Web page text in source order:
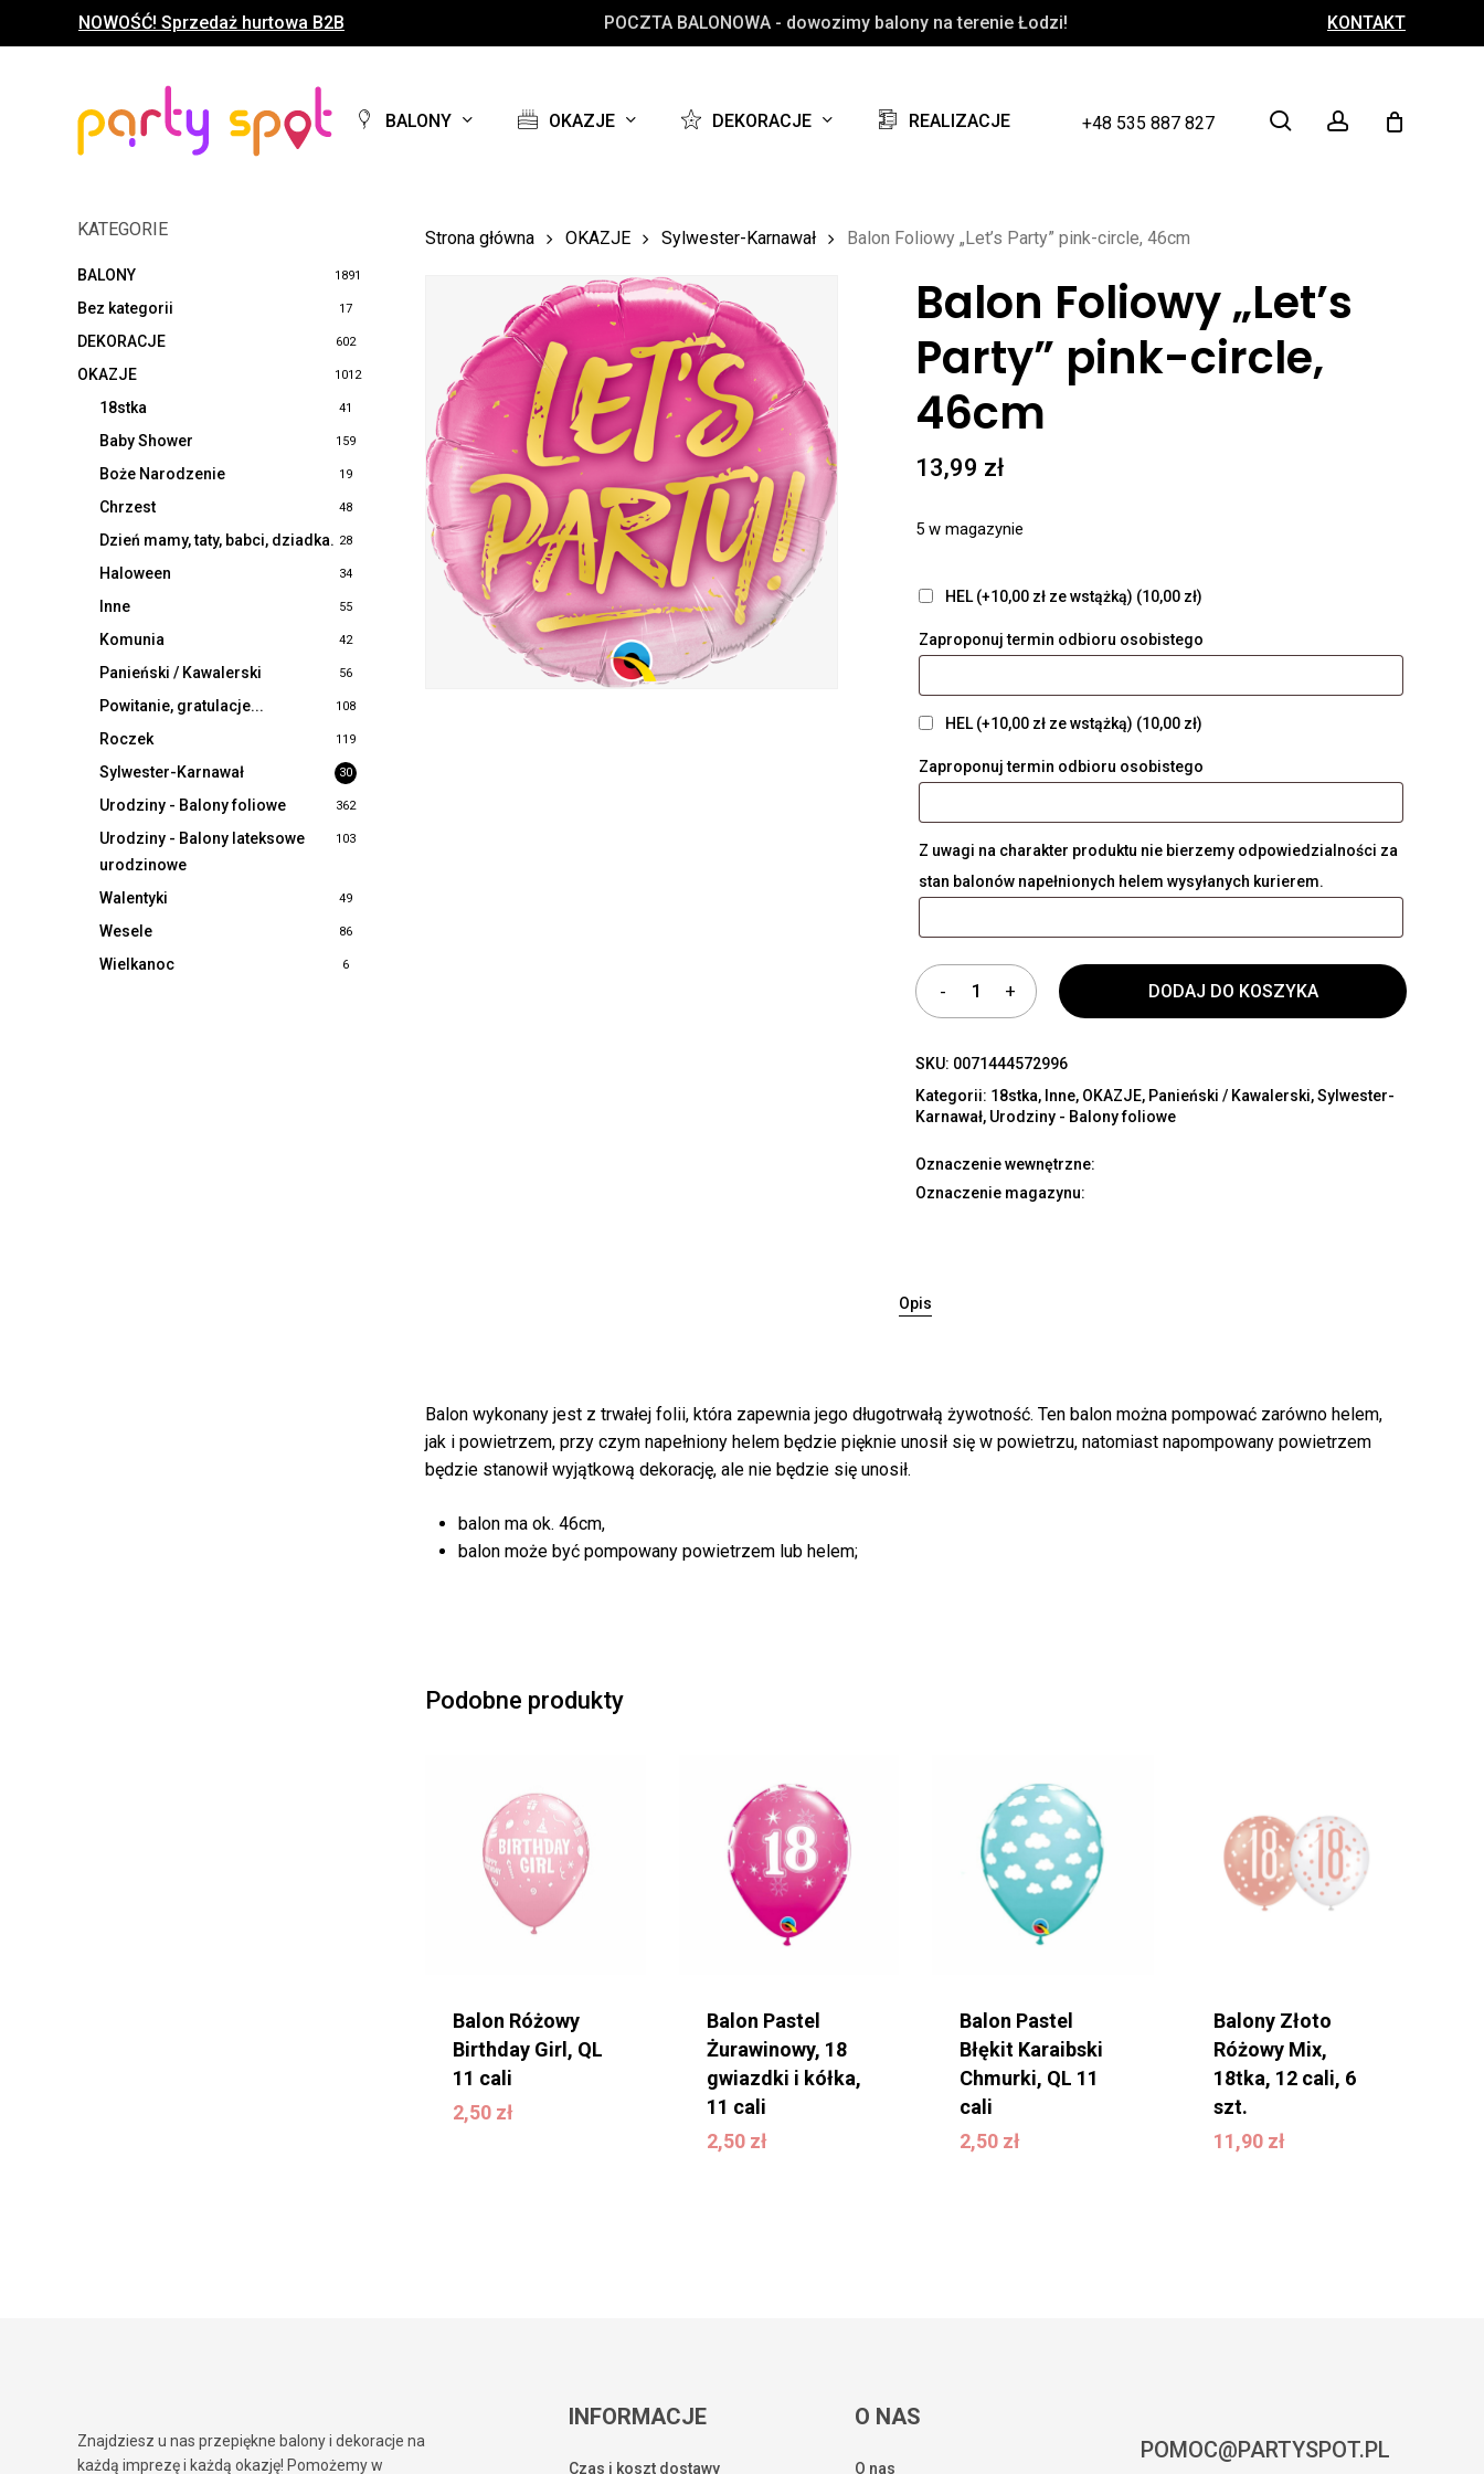
NOWOŚĆ! Sprzedaż hurtowa B2B POCZTA BALONOWA - dowozimy balony na terenie Łodzi! KONTAKT
BALONY OKAZJE DEKORACJE REALIZACJE +48 535 887 827 search account
Koszyk Close
Brak produktów w koszyku.
KATEGORIE
BALONY 1891
Bez kategorii 17
DEKORACJE 602
OKAZJE 1012
18stka 41
Baby Shower 159
Boże Narodzenie 19
Chrzest 48
Dzień mamy, taty, babci, dziadka. 28
Haloween 34
Inne 55
Komunia 42
Panieński / Kawalerski 56
Powitanie, gratulacje... 108
Roczek 119
Sylwester-Karnawał 30
Urodziny - Balony foliowe 362
Urodziny - Balony lateksowe
urodzinowe
103
Walentyki 49
Wesele 86
Wielkanoc 6
Strona główna OKAZJE Sylwester-Karnawał Balon Foliowy „Let’s Party” pink-circle, 46cm
Balon Foliowy „Let’s
Party” pink-circle,
46cm
13,99 zł
5 w magazynie
HEL (+10,00 zł ze wstążką) (10,00 zł)
Zaproponuj termin odbioru osobistego
HEL (+10,00 zł ze wstążką) (10,00 zł)
Zaproponuj termin odbioru osobistego
Z uwagi na charakter produktu nie bierzemy odpowiedzialności za
stan balonów napełnionych helem wysyłanych kurierem.
DODAJ DO KOSZYKA
SKU: 0071444572996
Kategorii: 18stka, Inne, OKAZJE, Panieński / Kawalerski,Sylwester-
Karnawał, Urodziny - Balony foliowe
Oznaczenie wewnętrzne:
Oznaczenie magazynu:
Opis
Balon wykonany jest z trwałej folii, która zapewnia jego długotrwałą żywotność. Ten balon można pompować zarówno helem,
jak i powietrzem, przy czym napełniony helem będzie pięknie unosił się w powietrzu, natomiast napompowany powietrzem
będzie stanowił wyjątkową dekorację, ale nie będzie się unosił.
balon ma ok. 46cm,
balon może być pompowany powietrzem lub helem;
Podobne produkty
Balon Różowy
Birthday Girl, QL
11 cali
2,50 zł
2,50zł
Balon Pastel
Żurawinowy, 18
gwiazdki i kółka,
11 cali
2,50 zł
2,50zł
Balon Pastel
Błękit Karaibski
Chmurki, QL 11
cali
2,50 zł
2,50
Balony Złoto
Różowy Mix,
18tka, 12 cali, 6
szt.
11,90 zł
11,90
Znajdziesz u nas przepiękne balony i dekoracje na
każdą imprezę i każdą okazję! Pomożemy w
INFORMACJE
Czas i koszt dostawy
O NAS
O nas
POMOC@PARTYSPOT.PL